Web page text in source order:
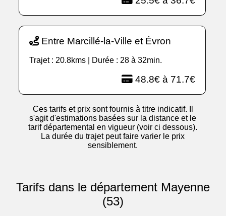
Entre Marcillé-la-Ville et Évron
Trajet : 20.8kms | Durée : 28 à 32min.
48.8€ à 71.7€
Ces tarifs et prix sont fournis à titre indicatif. Il
s'agit d'estimations basées sur la distance et le
tarif départemental en vigueur (voir ci dessous).
La durée du trajet peut faire varier le prix
sensiblement.
Tarifs dans le département Mayenne
(53)